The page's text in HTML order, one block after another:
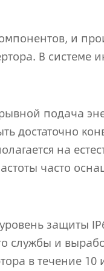
и
В системе
подача
достаточно
на
часто
защиты
службы и
в течение 10